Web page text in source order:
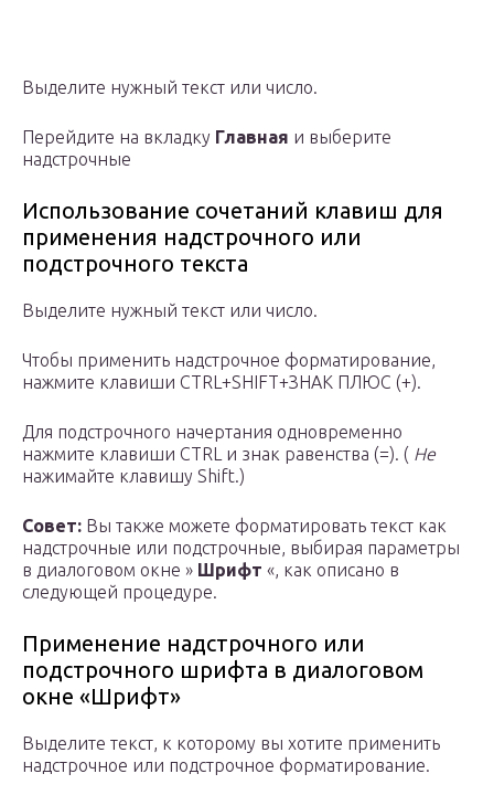
Выделите нужный текст или число.
Перейдите на вкладку Главная и выберите
надстрочные
Использование сочетаний клавиш для
применения надстрочного или
подстрочного текста
Выделите нужный текст или число.
Чтобы применить надстрочное форматирование,
нажмите клавиши CTRL+SHIFT+ЗНАК ПЛЮС (+).
Для подстрочного начертания одновременно
нажмите клавиши CTRL и знак равенства (=). ( Не
нажимайте клавишу Shift.)
Совет: Вы также можете форматировать текст как
надстрочные или подстрочные, выбирая параметры
в диалоговом окне » Шрифт «, как описано в
следующей процедуре.
Применение надстрочного или
подстрочного шрифта в диалоговом
окне «Шрифт»
Выделите текст, к которому вы хотите применить
надстрочное или подстрочное форматирование.